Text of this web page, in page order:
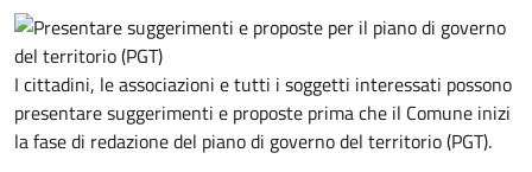
I cittadini, le associazioni e tutti i soggetti interessati possono
presentare suggerimenti e proposte prima che il Comune inizi
la fase di redazione del piano di governo del territorio (PGT).